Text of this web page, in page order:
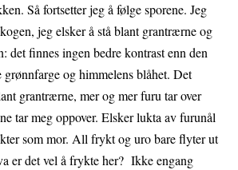
Så fortsetter jeg å følge sporene. Jeg
jeg elsker å stå blant grantrærne og
det finnes ingen bedre kontrast enn den
og himmelens blåhet. Det
grantrærne, mer og mer furu tar over
tar meg oppover. Elsker lukta av furunål
som mor. All frykt og uro bare flyter ut
er det vel å frykte her? Ikke engang